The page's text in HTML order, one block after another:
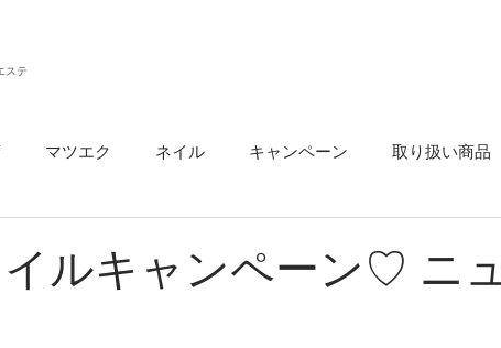
ステ
マツエク ネイル キャンペーン 取り扱い商品
ルキャンペーン♡ ニ